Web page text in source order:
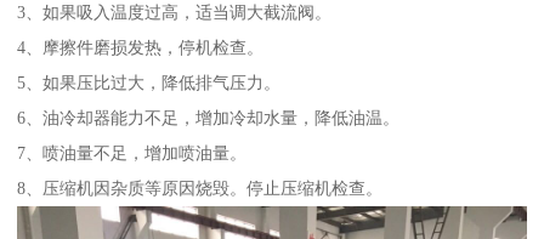
3、如果吸入温度过高，适当调大截流阀。
4、摩擦件磨损发热，停机检查。
5、如果压比过大，降低排气压力。
6、油冷却器能力不足，增加冷却水量，降低油温。
7、喷油量不足，增加喷油量。
8、压缩机因杂质等原因烧毁。停止压缩机检查。